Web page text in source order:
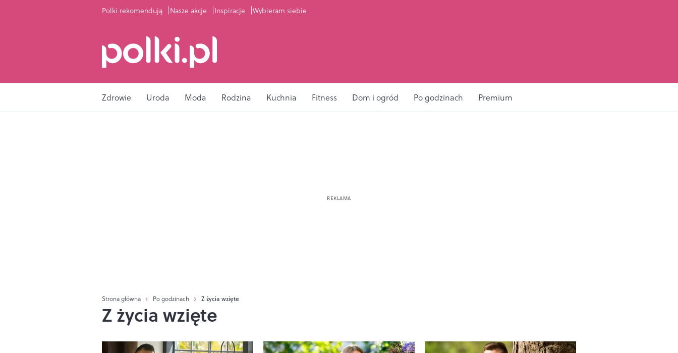
Polki rekomendują Nasze akcje Inspiracje Wybieram siebie
Zdrowie Uroda Moda Rodzina Kuchnia Fitness Dom i ogród Po godzinach Premium
Strona główna Po godzinach Z życia wzięte
Z życia wzięte